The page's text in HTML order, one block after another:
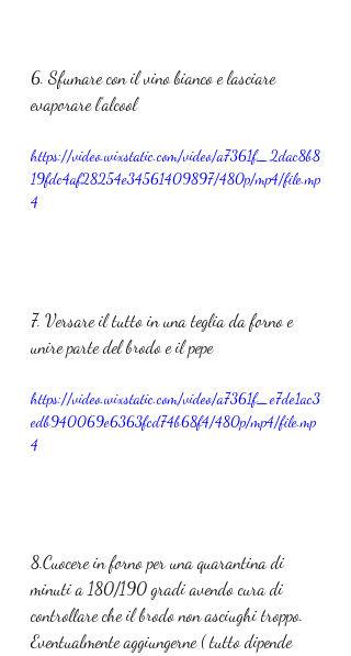
6. Sfumare con il vino bianco e lasciare
evaporare l’alcool
https://video.wixstatic.com/video/a7361f_2dac8b8
19fdc4af28254e34561409897/480p/mp4/file.mp
4
7. Versare il tutto in una teglia da forno e
unire parte del brodo e il pepe
https://video.wixstatic.com/video/a7361f_e7de1ac3
edb940069e6363fcd74b68f4/480p/mp4/file.mp
4
8.Cuocere in forno per una quarantina di
minuti a 180/190 gradi avendo cura di
controllare che il brodo non asciughi troppo.
Eventualmente aggiungerne ( tutto dipende